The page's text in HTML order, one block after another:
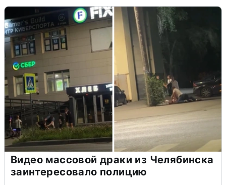
Видео массовой драки из Челябинска
заинтересовало полицию